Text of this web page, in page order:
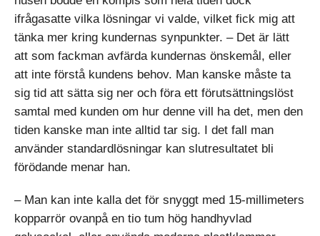
ifrågasatte vilka lösningar vi valde, vilket fick mig att
tänka mer kring kundernas synpunkter. – Det är lätt
att som fackman avfärda kundernas önskemål, eller
att inte förstå kundens behov. Man kanske måste ta
sig tid att sätta sig ner och föra ett förutsättningslöst
samtal med kunden om hur denne vill ha det, men den
tiden kanske man inte alltid tar sig. I det fall man
använder standardlösningar kan slutresultatet bli
förödande menar han.
– Man kan inte kalla det för snyggt med 15-millimeters
kopparrör ovanpå en tio tum hög handhyvlad